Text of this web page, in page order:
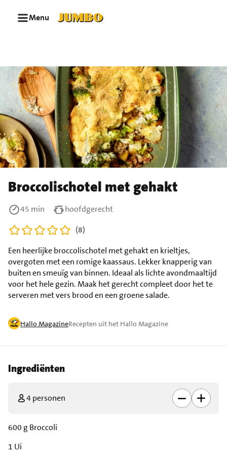
Menu
Broccolischotel met gehakt
Hallo MagazineRecepten uit het Hallo Magazine
Een heerlijke broccolischotel met gehakt en krieltjes,
overgoten met een romige kaassaus. Lekker knapperig van
buiten en smeuïg van binnen. Ideaal als lichte avondmaaltijd
voor het hele gezin. Maak het gerecht compleet door het te
serveren met vers brood en een groene salade.
45 min
hoofdgerecht
(8)
Ingrediënten
4 personen
600 g Broccoli
1 Ui